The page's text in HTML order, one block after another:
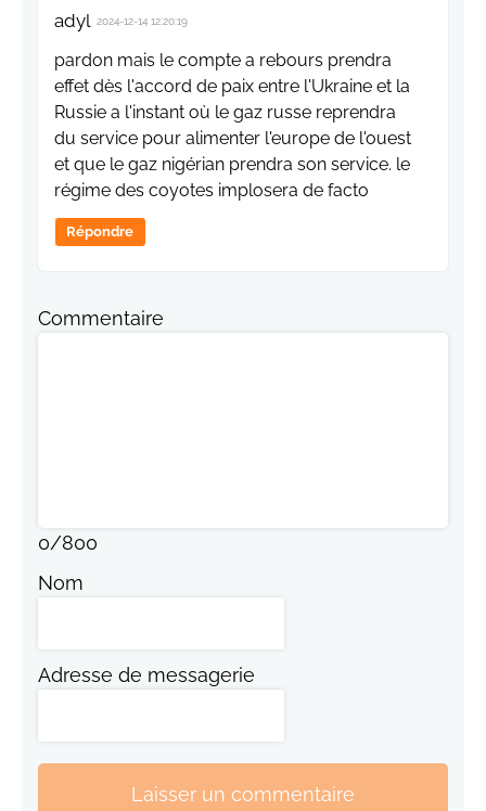
adyl 2024-12-14 12:20:19
pardon mais le compte a rebours prendra
effet dès l'accord de paix entre l'Ukraine et la
Russie a l'instant où le gaz russe reprendra
du service pour alimenter l'europe de l'ouest
et que le gaz nigérian prendra son service. le
régime des coyotes implosera de facto
Répondre
Commentaire
0/800
Nom
Adresse de messagerie
Laisser un commentaire